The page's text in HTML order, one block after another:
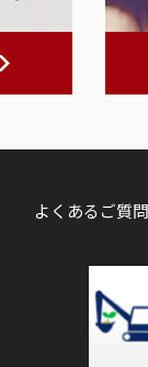
よくあるご質問